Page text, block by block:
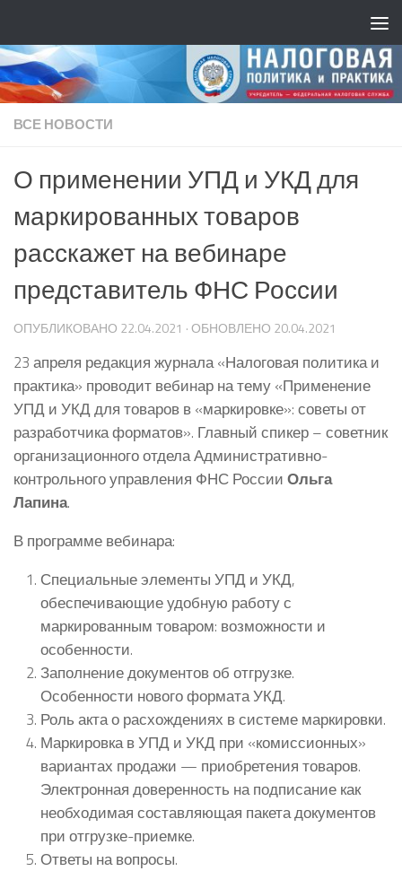
ВСЕ НОВОСТИ
О применении УПД и УКД для
маркированных товаров
расскажет на вебинаре
представитель ФНС России
ОПУБЛИКОВАНО 22.04.2021 · ОБНОВЛЕНО 20.04.2021
23 апреля редакция журнала «Налоговая политика и
практика» проводит вебинар на тему «Применение
УПД и УКД для товаров в «маркировке»: советы от
разработчика форматов». Главный спикер – советник
организационного отдела Административно-
контрольного управления ФНС России Ольга
Лапина.
В программе вебинара:
Специальные элементы УПД и УКД,
обеспечивающие удобную работу с
маркированным товаром: возможности и
особенности.
Заполнение документов об отгрузке.
Особенности нового формата УКД.
Роль акта о расхождениях в системе маркировки.
Маркировка в УПД и УКД при «комиссионных»
вариантах продажи — приобретения товаров.
Электронная доверенность на подписание как
необходимая составляющая пакета документов
при отгрузке-приемке.
Ответы на вопросы.